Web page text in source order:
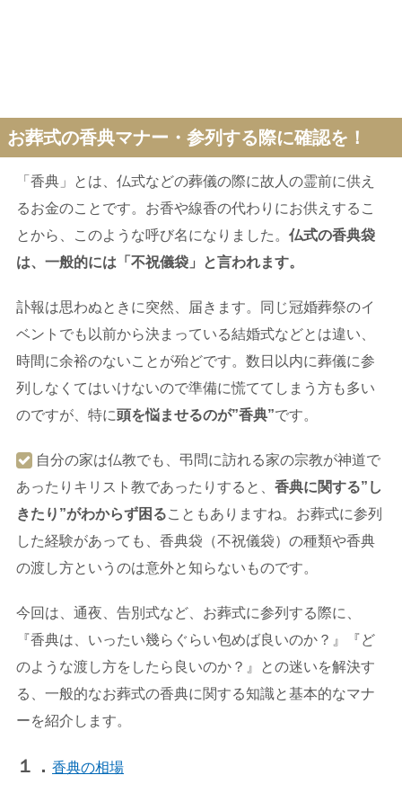
お葬式の香典マナー・参列する際に確認を！
「香典」とは、仏式などの葬儀の際に故人の霊前に供え
るお金のことです。お香や線香の代わりにお供えするこ
とから、このような呼び名になりました。 仏式の香典袋
は、一般的には「不祝儀袋」と言われます。
訃報は思わぬときに突然、届きます。同じ冠婚葬祭のイ
ベントでも以前から決まっている結婚式などとは違い、
時間に余裕のないことが殆どです。数日以内に葬儀に参
列しなくてはいけないので準備に慌ててしまう方も多い
のですが、特に頭を悩ませるのが”香典”です。
自分の家は仏教でも、弔問に訪れる家の宗教が神道で
あったりキリスト教であったりすると、 香典に関する”し
きたり”がわからず困ることもありますね。お葬式に参列
した経験があっても、香典袋（不祝儀袋）の種類や香典
の渡し方というのは意外と知らないものです。
今回は、通夜、告別式など、お葬式に参列する際に、
『香典は、いったい幾らぐらい包めば良いのか？』『ど
のような渡し方をしたら良いのか？』との迷いを解決す
る、一般的なお葬式の香典に関する知識と基本的なマナ
ーを紹介します。
１． 香典の相場